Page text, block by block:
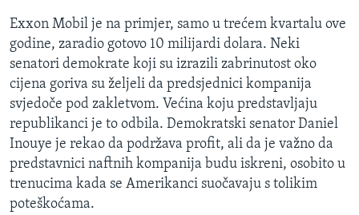
Exxon Mobil je na primjer, samo u trećem kvartalu ove
godine, zaradio gotovo 10 milijardi dolara. Neki
senatori demokrate koji su izrazili zabrinutost oko
cijena goriva su željeli da predsjednici kompanija
svjedoče pod zakletvom. Većina koju predstavljaju
republikanci je to odbila. Demokratski senator Daniel
Inouye je rekao da podržava profit, ali da je važno da
predstavnici naftnih kompanija budu iskreni, osobito u
trenucima kada se Amerikanci suočavaju s tolikim
poteškoćama.